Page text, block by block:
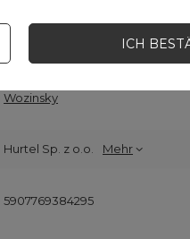
Wozinsky
Hurtel Sp. z o.o. Mehr
5907769384295
ICH